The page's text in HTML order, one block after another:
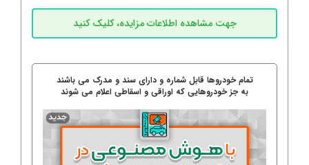
تمام خودروها قابل شماره و دارای سند و مدرک می باشند
به جز خودروهایی که اوراقی و اسقاطی اعلام می شوند